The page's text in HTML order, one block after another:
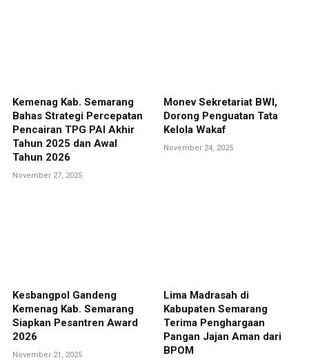
Kemenag Kab. Semarang
Bahas Strategi Percepatan
Pencairan TPG PAI Akhir
Tahun 2025 dan Awal
Tahun 2026
November 27, 2025
Monev Sekretariat BWI,
Dorong Penguatan Tata
Kelola Wakaf
November 24, 2025
Kesbangpol Gandeng
Kemenag Kab. Semarang
Siapkan Pesantren Award
2026
November 21, 2025
Lima Madrasah di
Kabupaten Semarang
Terima Penghargaan
Pangan Jajan Aman dari
BPOM